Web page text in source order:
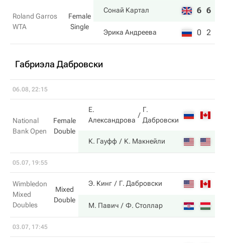
Roland Garros
WTA
Female
Single
Сонай Картал 6 6
Эрика Андреева 0 2
Габриэла Дабровски
06.08, 22:15
National
Bank Open
Female
Double
Е.
Александрова
Г.
Дабровски
К. Гауфф К. Макнейли
05.07, 19:55
Wimbledon
Mixed
Doubles
Mixed
Double
Э. Кинг Г. Дабровски
М. Павич Ф. Столлар
03.07, 17:45